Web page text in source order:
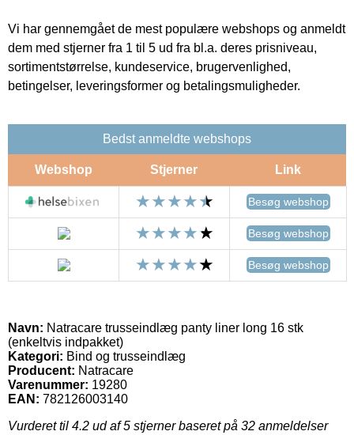
Vi har gennemgået de mest populære webshops og anmeldt
dem med stjerner fra 1 til 5 ud fra bl.a. deres prisniveau,
sortimentstørrelse, kundeservice, brugervenlighed,
betingelser, leveringsformer og betalingsmuligheder.
Bedst anmeldte webshops
Webshop Stjerner Link
Besøg webshop
Besøg webshop
Besøg webshop
Navn: Natracare trusseindlæg panty liner long 16 stk
(enkeltvis indpakket)
Kategori: Bind og trusseindlæg
Producent: Natracare
Varenummer: 19280
EAN: 782126003140
Vurderet til 4.2 ud af 5 stjerner baseret på 32 anmeldelser